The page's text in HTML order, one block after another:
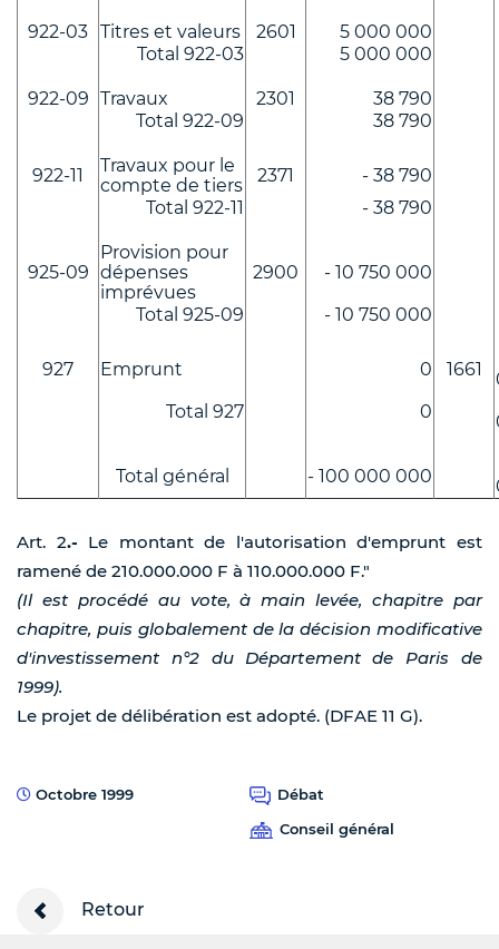
922-03 Titres et valeurs 2601
5 000 000
Total 922-03
5 000 000
922-09 Travaux 2301
38 790
Total 922-09
38 790
922-11
Travaux pour le
compte de tiers
2371
- 38 790
Total 922-11
- 38 790
925-09
Provision pour
dépenses
imprévues
2900
- 10 750 000
Total 925-09
- 10 750 000
927 Emprunt 0 1661
Total 927
0
Total général - 100 000 000
Art. 2.- Le montant de l'autorisation d'emprunt est
ramené de 210.000.000 F à 110.000.000 F."
(Il est procédé au vote, à main levée, chapitre par
chapitre, puis globalement de la décision modificative
d'investissement n°2 du Département de Paris de
1999).
Le projet de délibération est adopté. (DFAE 11 G).
Octobre 1999
Débat
Conseil général
Retour